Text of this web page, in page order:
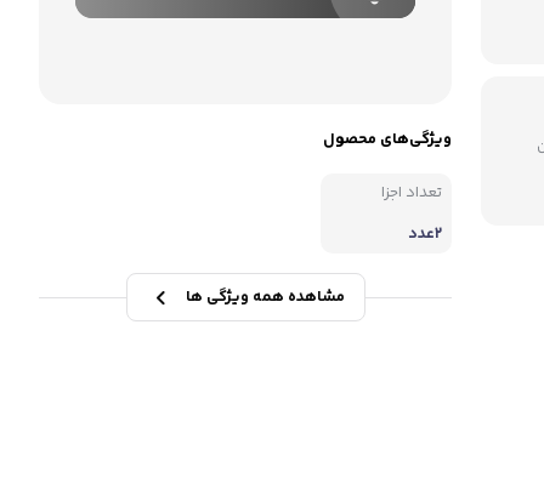
ویژگی‌های محصول
تعداد اجزا
۲عدد
مشاهده همه ویژگی ها